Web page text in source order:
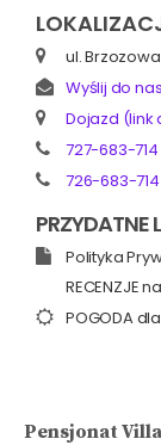
ul.
Wyślij do
Dojazd (link
727-683-714
726-683-714
PRZYDATNE
Polityka
RECENZJE
POGODA
Pensjonat